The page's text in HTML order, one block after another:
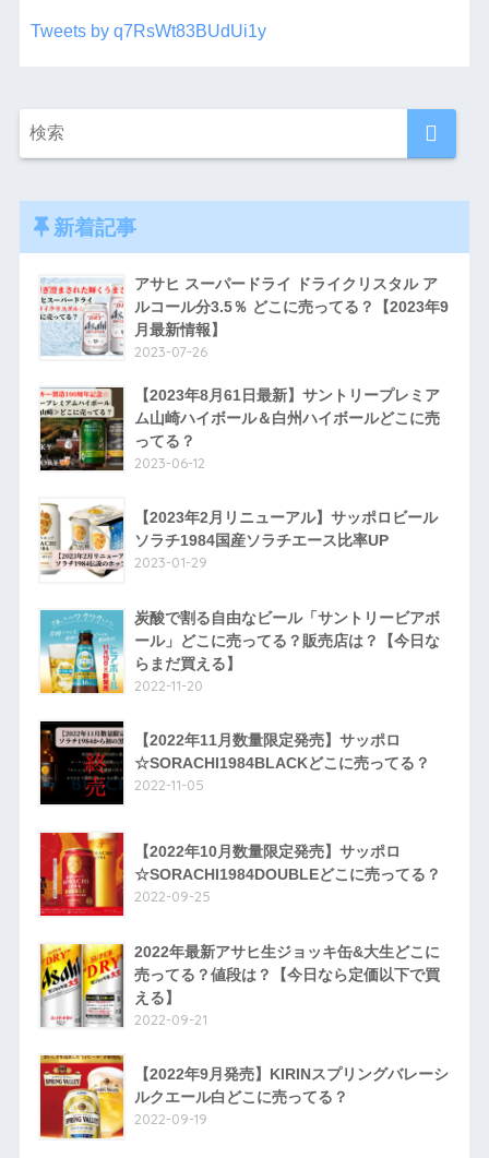
Tweets by q7RsWt83BUdUi1y
新着記事
アサヒ スーパードライ ドライクリスタル ア
ルコール分3.5％ どこに売ってる？【2023年9
月最新情報】
2023-07-26
【2023年8月61日最新】サントリープレミア
ム山崎ハイボール＆白州ハイボールどこに売
ってる？
2023-06-12
【2023年2月リニューアル】サッポロビール
ソラチ1984国産ソラチエース比率UP
2023-01-29
炭酸で割る自由なビール「サントリービアボ
ール」どこに売ってる？販売店は？【今日な
らまだ買える】
2022-11-20
【2022年11月数量限定発売】サッポロ
☆SORACHI1984BLACKどこに売ってる？
2022-11-05
【2022年10月数量限定発売】サッポロ
☆SORACHI1984DOUBLEどこに売ってる？
2022-09-25
2022年最新アサヒ生ジョッキ缶&大生どこに
売ってる？値段は？【今日なら定価以下で買
える】
2022-09-21
【2022年9月発売】KIRINスプリングバレーシ
ルクエール白どこに売ってる？
2022-09-19